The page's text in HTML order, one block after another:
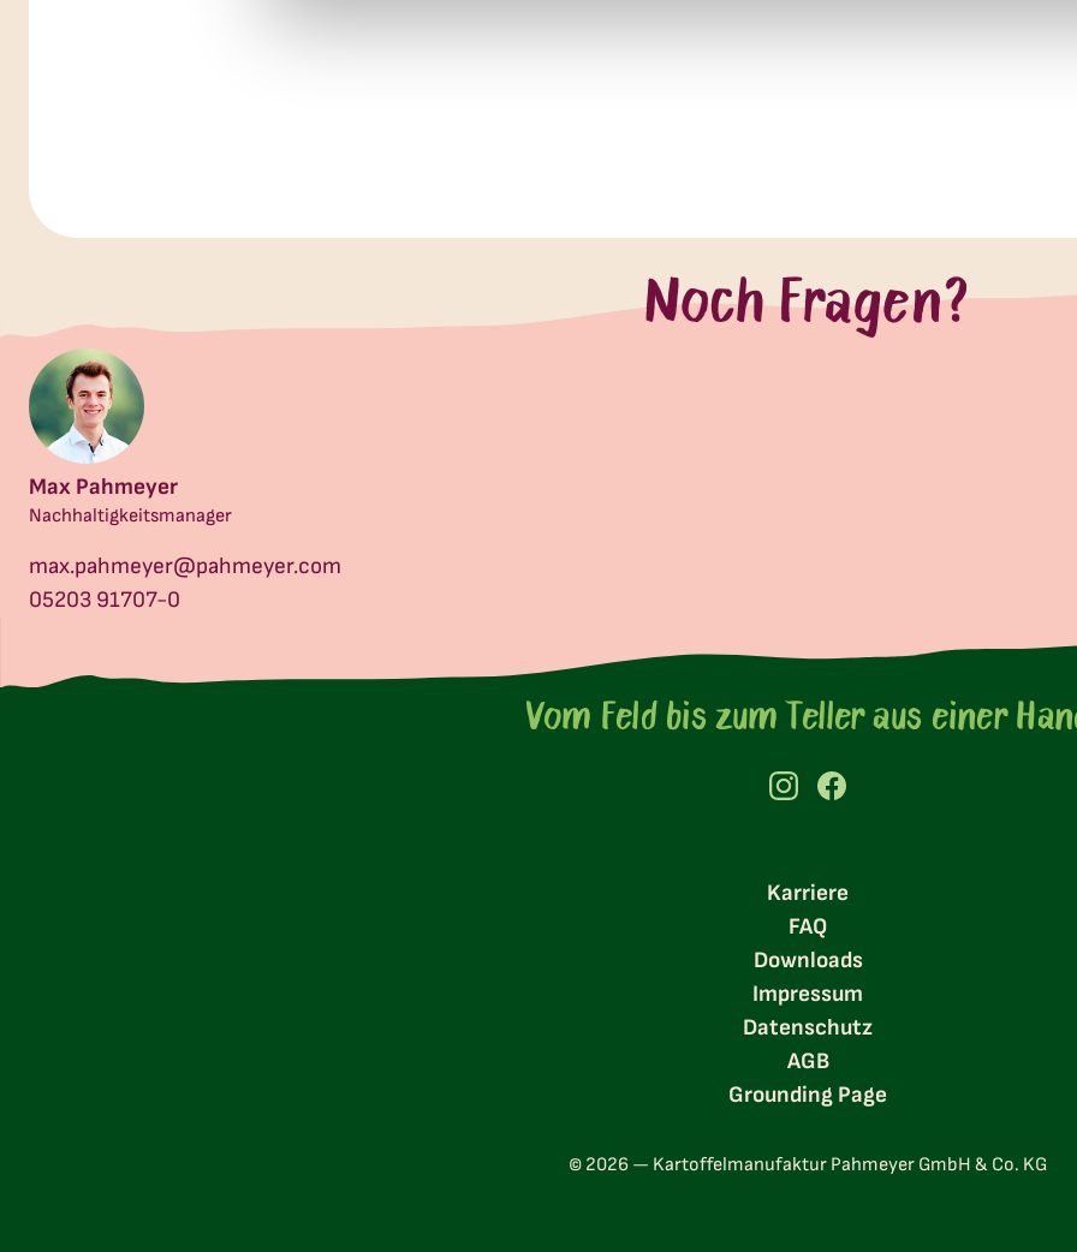
Noch Fragen?
Max Pahmeyer
Nachhaltigkeitsmanager
max.pahmeyer@pahmeyer.com
05203 91707-0
Vom Feld bis zum Teller aus einer
Karriere
FAQ
Downloads
Impressum
Datenschutz
AGB
Grounding Page
© 2026 — Kartoffelmanufaktur Pahmeyer GmbH & Co. KG